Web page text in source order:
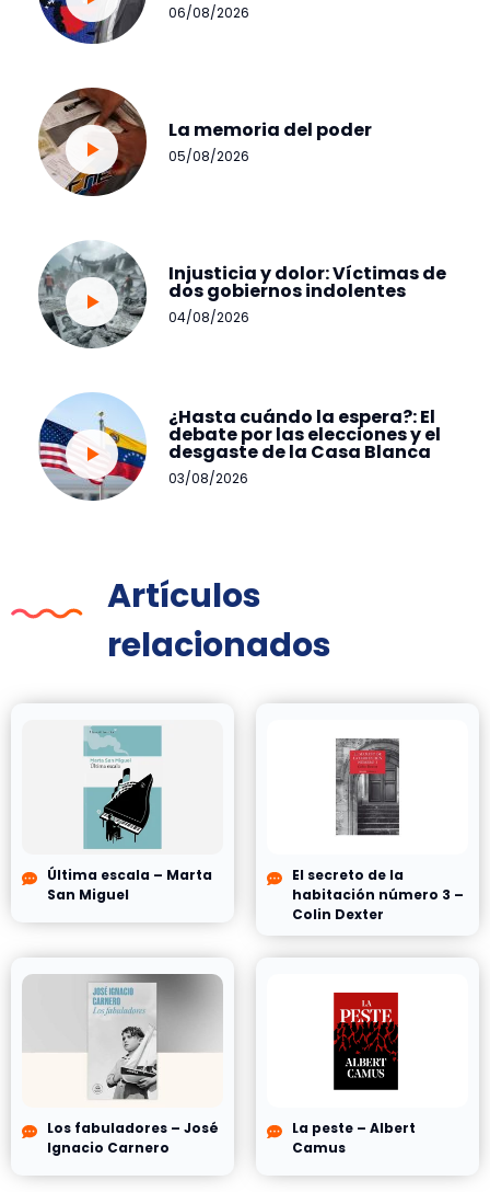
06/08/2026
La memoria del poder
05/08/2026
Injusticia y dolor: Víctimas de
dos gobiernos indolentes
04/08/2026
¿Hasta cuándo la espera?: El
debate por las elecciones y el
desgaste de la Casa Blanca
03/08/2026
Artículos
relacionados
Última escala – Marta
San Miguel
El secreto de la
habitación número 3 –
Colin Dexter
Los fabuladores – José
Ignacio Carnero
La peste – Albert
Camus